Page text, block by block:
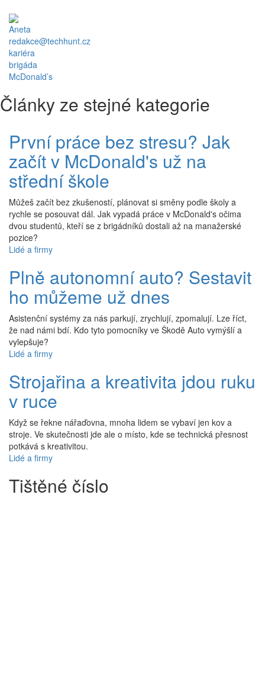
Aneta
redakce@techhunt.cz
kariéra
brigáda
McDonald’s
Články ze stejné kategorie
První práce bez stresu? Jak
začít v McDonald's už na
střední škole
Můžeš začít bez zkušeností, plánovat si směny podle školy a
rychle se posouvat dál. Jak vypadá práce v McDonald's očima
dvou studentů, kteří se z brigádníků dostali až na manažerské
pozice?
Lidé a firmy
Plně autonomní auto? Sestavit
ho můžeme už dnes
Asistenční systémy za nás parkují, zrychlují, zpomalují. Lze říct,
že nad námi bdí. Kdo tyto pomocníky ve Škodě Auto vymýšlí a
vylepšuje?
Lidé a firmy
Strojařina a kreativita jdou ruku
v ruce
Když se řekne nářaďovna, mnoha lidem se vybaví jen kov a
stroje. Ve skutečnosti jde ale o místo, kde se technická přesnost
potkává s kreativitou.
Lidé a firmy
Tištěné číslo